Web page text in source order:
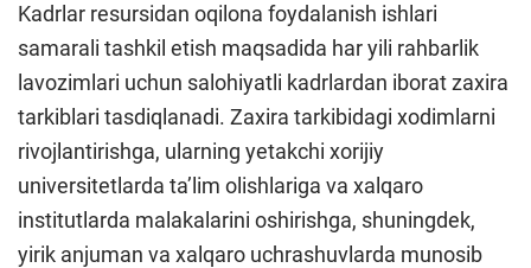
Kadrlar resursidan oqilona foydalanish ishlari
samarali tashkil etish maqsadida har yili rahbarlik
lavozimlari uchun salohiyatli kadrlardan iborat zaxira
tarkiblari tasdiqlanadi. Zaxira tarkibidagi xodimlarni
rivojlantirishga, ularning yetakchi xorijiy
universitetlarda taʼlim olishlariga va xalqaro
institutlarda malakalarini oshirishga, shuningdek,
yirik anjuman va xalqaro uchrashuvlarda munosib